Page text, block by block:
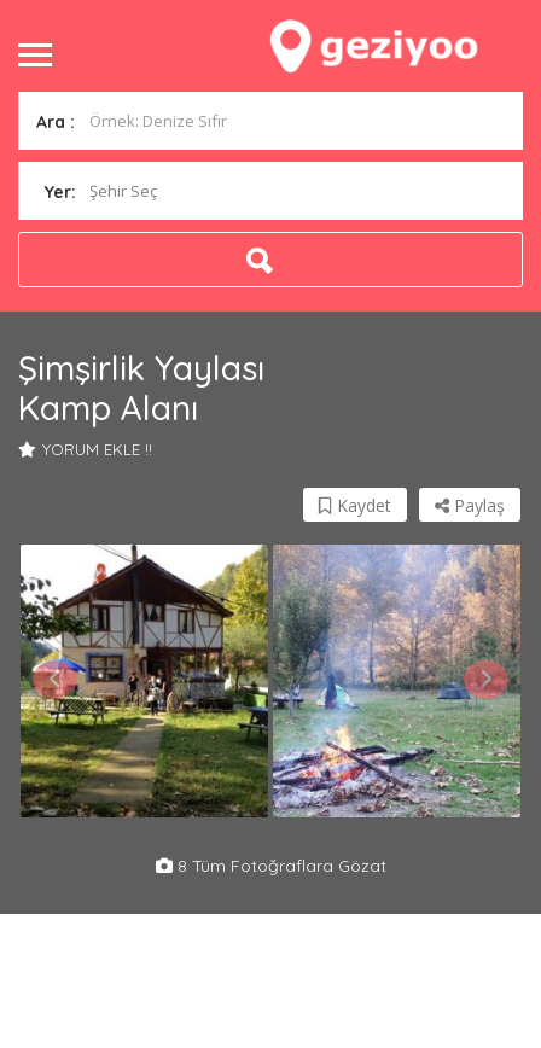
Ara :
Yer: Şehir Seç
Şimşirlik Yaylası
Kamp Alanı
YORUM EKLE !!
Paylaş
Kaydet
8 Tüm Fotoğraflara Gözat